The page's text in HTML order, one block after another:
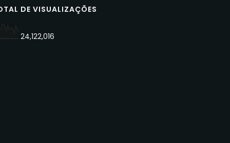
DE VISUALIZAÇÕES
24,122,016